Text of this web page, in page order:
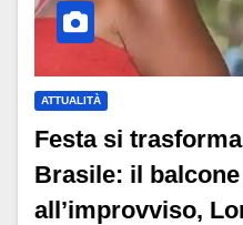
ATTUALITÀ
Festa si
Brasile: il
all’improvviso,